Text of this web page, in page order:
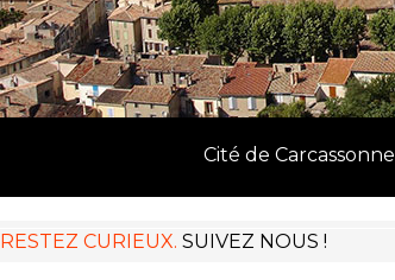
Cité de Carcassonne
RESTEZ CURIEUX. SUIVEZ NOUS !